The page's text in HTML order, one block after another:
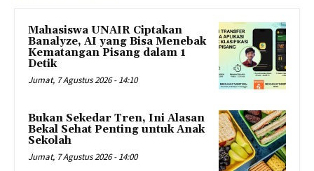
Mahasiswa UNAIR Ciptakan
Banalyze, AI yang Bisa Menebak
Kematangan Pisang dalam 1
Detik
Jumat, 7 Agustus 2026 - 14:10
Bukan Sekedar Tren, Ini Alasan
Bekal Sehat Penting untuk Anak
Sekolah
Jumat, 7 Agustus 2026 - 14:00